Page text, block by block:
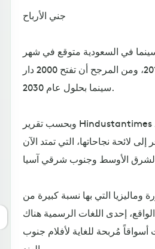
جني الأرباح
في السعودية متوقع في شهر
مارس/آذار من عام 2018، ومن المرجح أن تفتح 2000 دار
سينما بحلول عام 2030.
وبحسب تقرير Hindustantimes فإن أفلام التاميل قد
لائحة نجاحاتها، التي تمتد الآن
وماليزيا التي بها نسبة كبيرة من
إحدى اللغات الرسمية هناك
أسواقاً مُربحة للغاية لأفلام جنوب